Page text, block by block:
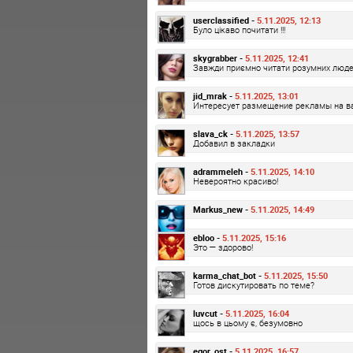
userclassified - 5.11.2025, 12:13
Було цікаво почитати !!!
skygrabber - 5.11.2025, 12:41
Завжди приємно читати розумних
jid_mrak - 5.11.2025, 13:01
Интересует размещение рекламы на
slava_ck - 5.11.2025, 13:57
Добавил в закладки
adrammeleh - 5.11.2025, 14:10
Невероятно красиво!
Markus_new - 5.11.2025, 14:49
ebloo - 5.11.2025, 15:16
Это — здорово!
karma_chat_bot - 5.11.2025, 15:50
Готов дискутировать по теме?
luvcut - 5.11.2025, 16:04
щось в цьому є, безумовно